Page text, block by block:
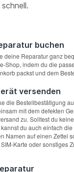
buchen
deine Reparatur ganz
Shop, indem du die
packst und dem
versenden
die Bestellbestätigung
mit dem defekten
zu. Solltest du
du auch einfach
Namen auf einen Zettel
Karte oder sonstiges